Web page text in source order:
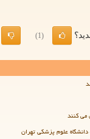
(1)
می کنند
علوم پزشکی تهران